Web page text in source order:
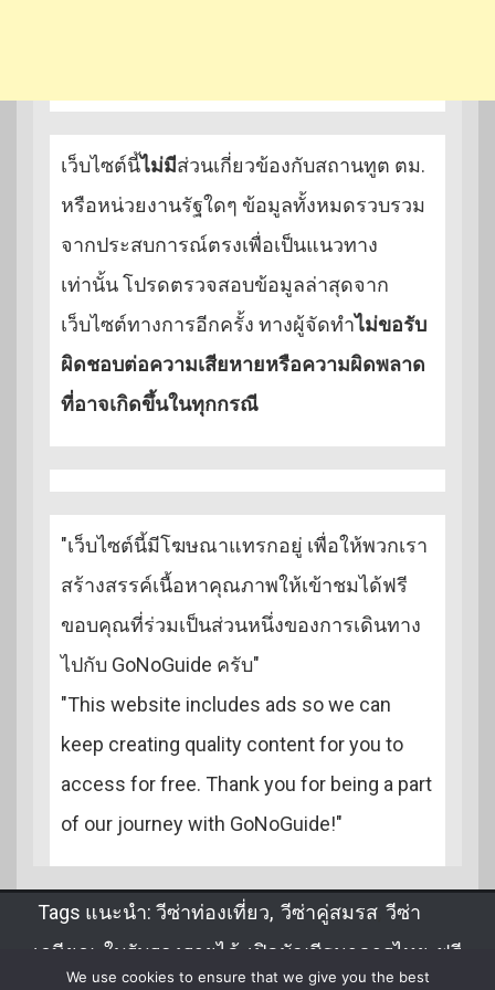
เว็บไซต์นี้ไม่มีส่วนเกี่ยวข้องกับสถานทูต ตม.
หรือหน่วยงานรัฐใดๆ ข้อมูลทั้งหมดรวบรวม
จากประสบการณ์ตรงเพื่อเป็นแนวทาง
เท่านั้น โปรดตรวจสอบข้อมูลล่าสุดจาก
เว็บไซต์ทางการอีกครั้ง ทางผู้จัดทำไม่ขอรับ
ผิดชอบต่อความเสียหายหรือความผิดพลาด
ที่อาจเกิดขึ้นในทุกกรณี
"เว็บไซต์นี้มีโฆษณาแทรกอยู่ เพื่อให้พวกเรา
สร้างสรรค์เนื้อหาคุณภาพให้เข้าชมได้ฟรี
ขอบคุณที่ร่วมเป็นส่วนหนึ่งของการเดินทาง
ไปกับ GoNoGuide ครับ"
"This website includes ads so we can
keep creating quality content for you to
access for free. Thank you for being a part
of our journey with GoNoGuide!"
Tags แนะนำ: วีซ่าท่องเที่ยว, วีซ่าคู่สมรส ,วีซ่า
เกษียณ ใบรับรองรายได้ เปิดบัญชีธนาคารไทย ฟรี
We use cookies to ensure that we give you the best